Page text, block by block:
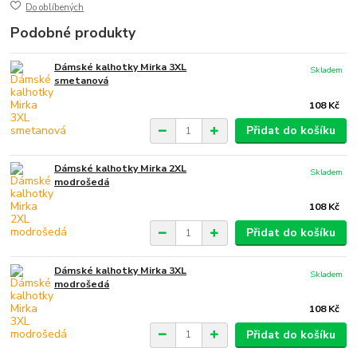
Do oblíbených
Podobné produkty
Dámské kalhotky Mirka 3XL
smetanová
108 Kč
Skladem
Přidat do košíku
Dámské kalhotky Mirka 2XL
modrošedá
108 Kč
Skladem
Přidat do košíku
Dámské kalhotky Mirka 3XL
modrošedá
108 Kč
Skladem
Přidat do košíku